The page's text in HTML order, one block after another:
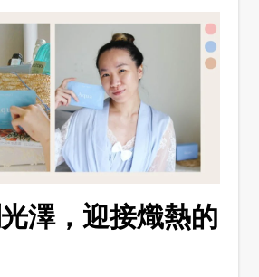
澤，迎接熾熱的